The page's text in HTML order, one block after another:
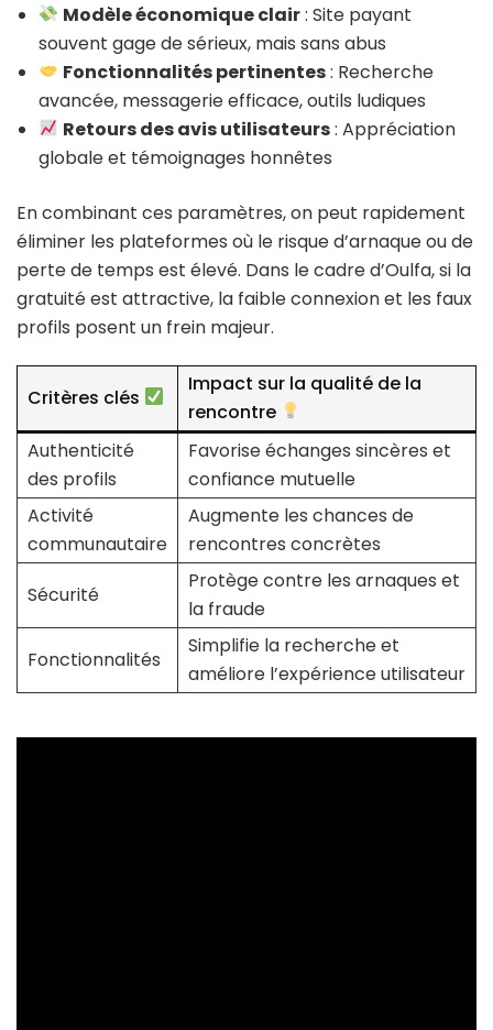
Modèle économique clair: Site payant
souvent gage de sérieux, mais sans abus
Fonctionnalités pertinentes: Recherche
avancée, messagerie efficace, outils ludiques
Retours des avis utilisateurs: Appréciation
globale et témoignages honnêtes
En combinant ces paramètres, on peut rapidement
éliminer les plateformes où le risque d’arnaque ou de
perte de temps est élevé. Dans le cadre d’Oulfa, si la
gratuité est attractive, la faible connexion et les faux
profils posent un frein majeur.
Critères clés
Impact sur la qualité de la
rencontre
Authenticité
des profils
Favorise échanges sincères et
confiance mutuelle
Activité
communautaire
Augmente les chances de
rencontres concrètes
Sécurité
Protège contre les arnaques et
la fraude
Fonctionnalités
Simplifie la recherche et
améliore l’expérience utilisateur